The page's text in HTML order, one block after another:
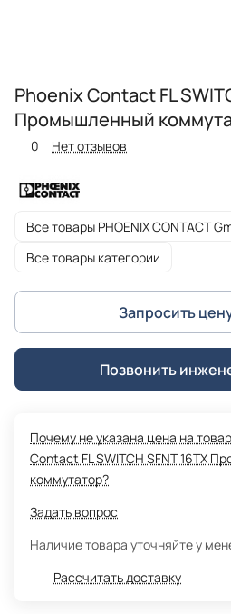
Phoenix Contact FL
Промышленный
0 Нет отзывов
Все товары PHOENIX CONTACT
Все товары категории
Запросить
Позвонить
Почему не указана цена на
Contact FL SWITCH SFNT 16TX
коммутатор?
Задать вопрос
Наличие товара уточняйте у
Рассчитать доставку